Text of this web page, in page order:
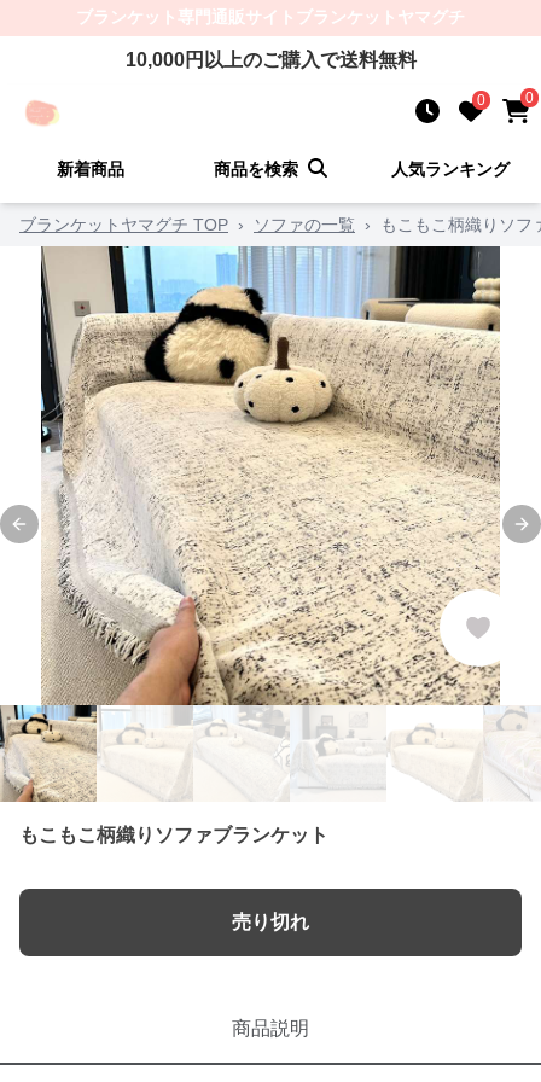
ブランケット 専門通販サイト ブランケットヤマグチ
10,000円以上のご購入で送料無料
0 0
新着商品 商品を検索 人気ランキング
ブランケットヤマグチ TOP › ソファの一覧 › もこもこ柄織りソフ
Previous slide
もこもこ柄織りソファブランケット
売り切れ
商品説明